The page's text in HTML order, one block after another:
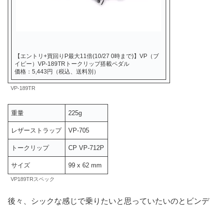
【エントリ+買回りP最大11倍(10/27 0時まで)】VP（ブ
イピー）VP-189TRトークリップ搭載ペダル
価格：5,443円（税込、送料別）
VP-189TR
重量 225g
レザーストラップ VP-705
トークリップ CP VP-712P
サイズ 99 x 62 mm
VP189TRスペック
後々、シックな感じで乗りたいと思っていたいのとビンデ